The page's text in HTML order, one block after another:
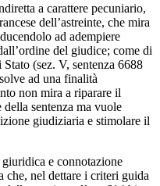
a carattere pecuniario,
dell’astreinte, che mira
ad adempiere
del giudice; come di
(sez. V, sentenza 6688
ad una finalità
non mira a riparare il
sentenza ma vuole
giudiziaria e stimolare il
e connotazione
che, nel dettare i criteri guida